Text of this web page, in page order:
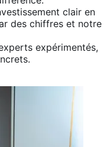
clair en
des chiffres et notre
expérimentés,